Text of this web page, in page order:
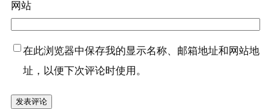
网站
在此浏览器中保存我的显示名称、邮箱地址和网站地
址，以便下次评论时使用。